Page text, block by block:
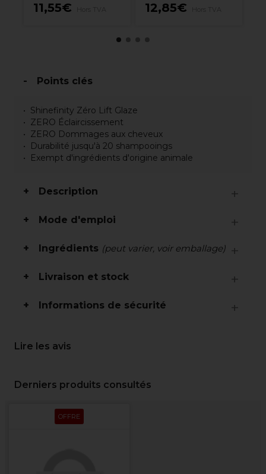
11,55€ 12,85€
Points clés
Shinefinity Zéro Lift Glaze
ZERO Éclaircissement
ZERO Dommages aux cheveux
Durabilité jusqu'à 20 shampooings
Exempt d'ingrédients d'origine animale
Description
Mode d'emploi
Ingrédients (peut varier, voir emballage)
Livraison et stock
Informations de sécurité
Lire les avis
Derniers produits consultés
OFFRE